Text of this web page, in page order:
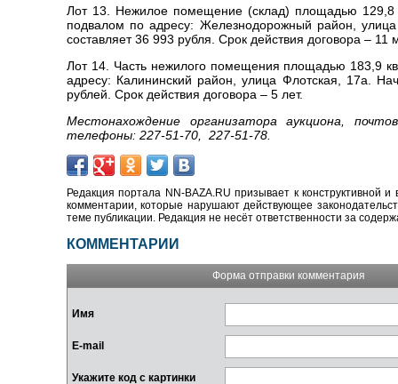
Лот 13. Нежилое помещение (склад) площадью 129,8
подвалом по адресу: Железнодорожный район,
составляет 36 993 рубля. Срок действия договора – 11
Лот 14. Часть нежилого помещения площадью 183,9
адресу: Калининский район, улица Флотская, 17а.
рублей. Срок действия договора – 5 лет.
Местонахождение организатора аукциона,
телефоны: 227-51-70, 227-51-78.
Редакция портала NN-BAZA.RU призывает к конструктивной
комментарии, которые нарушают действующее
теме публикации. Редакция не несёт ответственности за
КОММЕНТАРИИ
Форма отправки комментария
Имя
E-mail
Укажите код с картинки